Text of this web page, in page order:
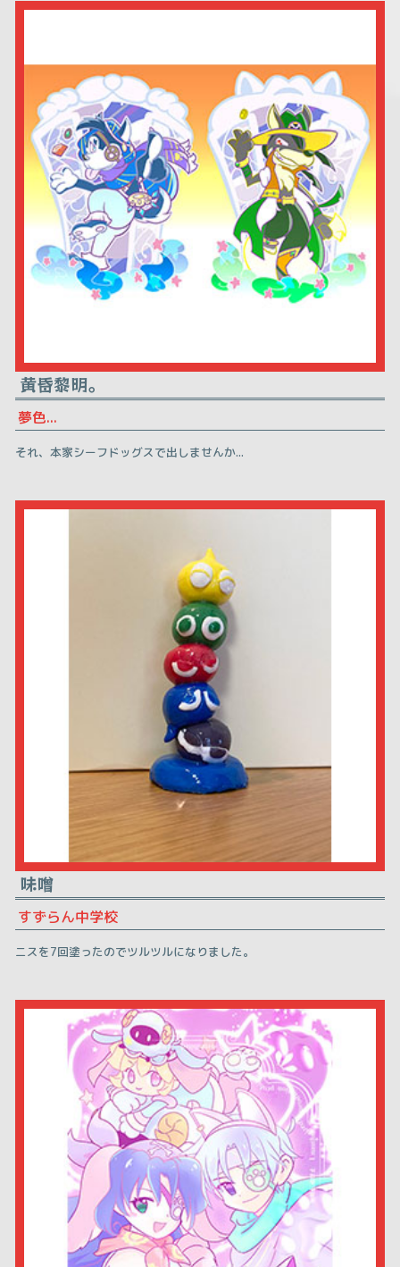
黄昏黎明。
夢色...
それ、本家シーフドッグスで出しませんか...
味噌
すずらん中学校
ニスを7回塗ったのでツルツルになりました。